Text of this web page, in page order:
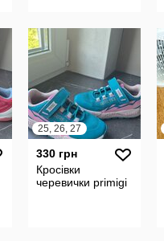
25, 26, 27
330 грн
Кросівки
черевички primigi